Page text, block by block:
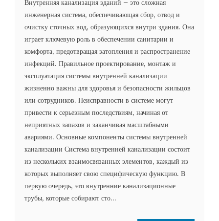
Внутренняя канализация зданий – это сложная
инженерная система, обеспечивающая сбор, отвод и
очистку сточных вод, образующихся внутри здания. Она
играет ключевую роль в обеспечении санитарии и
комфорта, предотвращая затопления и распространение
инфекций. Правильное проектирование, монтаж и
эксплуатация системы внутренней канализации
жизненно важны для здоровья и безопасности жильцов
или сотрудников. Неисправности в системе могут
привести к серьезным последствиям, начиная от
неприятных запахов и заканчивая масштабными
авариями. Основные компоненты системы внутренней
канализации Система внутренней канализации состоит
из нескольких взаимосвязанных элементов, каждый из
которых выполняет свою специфическую функцию. В
первую очередь, это внутренние канализационные
трубы, которые собирают сто...